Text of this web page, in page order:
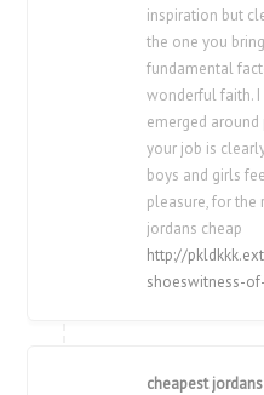
inspiration but
the one you
fundamental
wonderful faith.
emerged around
your job is
boys and girls
pleasure, for the
jordans cheap
http://
shoeswitness-
cheapest jordans